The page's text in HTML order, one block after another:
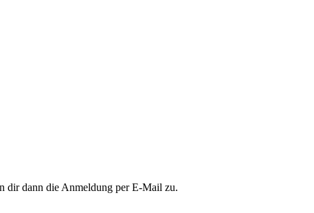
dir dann die Anmeldung per E-Mail zu.